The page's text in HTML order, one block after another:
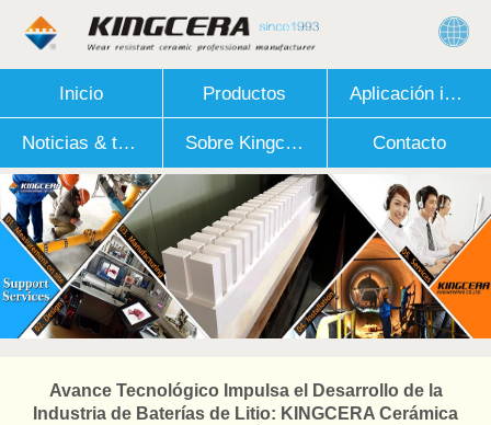
Inicio Productos Aplicación industrial
Noticias & técnico Sobre Kingcera Contacto
Avance Tecnológico Impulsa el Desarrollo de la
Industria de Baterías de Litio: KINGCERA Cerámica